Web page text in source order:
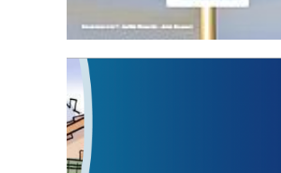
Statut de l’élu local
3 avril 2024
Mise à jour avril 2024
FEUILLETER